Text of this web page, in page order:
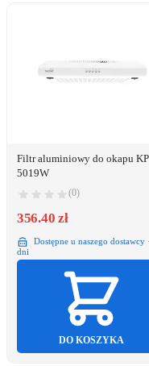
Filtr aluminiowy do okapu
5019W
(0)
356.40 zł
Dostępne u naszego dostawcy
dni
DO KOSZYKA